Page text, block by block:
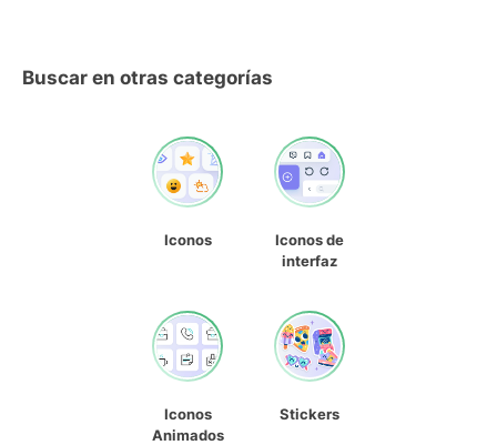
Buscar en otras categorías
Iconos
Iconos de
interfaz
Iconos
Animados
Stickers